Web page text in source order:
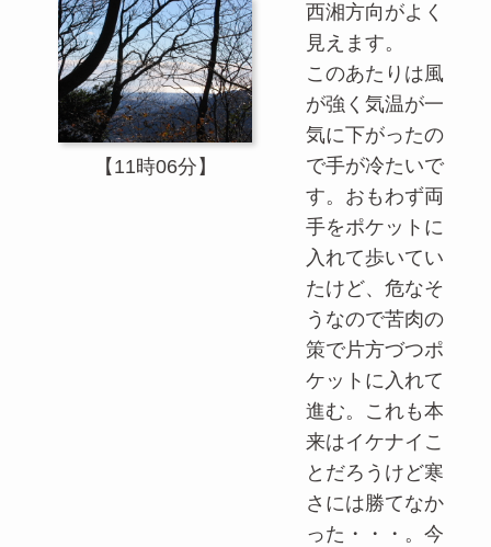
【11時06分】
西湘方向がよく
見えます。
このあたりは風
が強く気温が一
気に下がったの
で手が冷たいで
す。おもわず両
手をポケットに
入れて歩いてい
たけど、危なそ
うなので苦肉の
策で片方づつポ
ケットに入れて
進む。これも本
来はイケナイこ
とだろうけど寒
さには勝てなか
った・・・。今